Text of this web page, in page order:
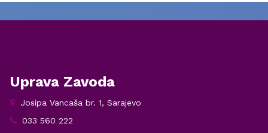
Uprava Zavoda
Josipa Vancaša br. 1, Sarajevo
033 560 222